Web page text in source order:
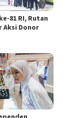
81 RI, Rutan
Aksi Donor